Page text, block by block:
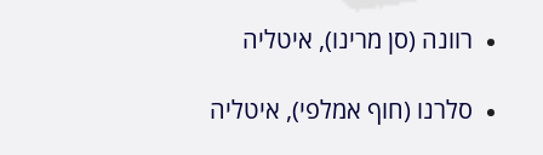
רוונה (סן מרינו), איטליה
סלרנו (חוף אמלפי), איטליה